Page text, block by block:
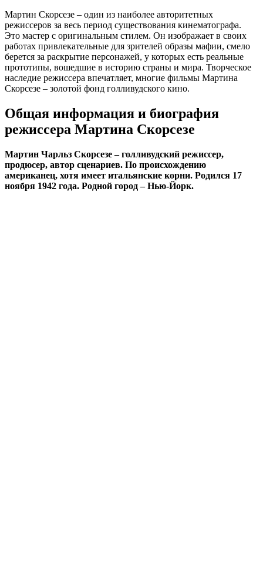
Мартин Скорсезе – один из наиболее авторитетных
режиссеров за весь период существования кинематографа.
Это мастер с оригинальным стилем. Он изображает в своих
работах привлекательные для зрителей образы мафии, смело
берется за раскрытие персонажей, у которых есть реальные
прототипы, вошедшие в историю страны и мира. Творческое
наследие режиссера впечатляет, многие фильмы Мартина
Скорсезе – золотой фонд голливудского кино.
Общая информация и биография
режиссера Мартина Скорсезе
Мартин Чарльз Скорсезе – голливудский режиссер,
продюсер, автор сценариев. По происхождению
американец, хотя имеет итальянские корни. Родился 17
ноября 1942 года. Родной город – Нью-Йорк.